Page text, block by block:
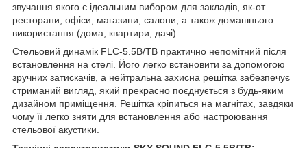
звучання якого є ідеальним вибором для закладів, як-от
ресторани, офіси, магазини, салони, а також домашнього
використання (дома, квартири, дачі).
Стельовий динамік FLC-5.5B/TB практично непомітний після
встановлення на стелі. Його легко встановити за допомогою
зручних затискачів, а нейтральна захисна решітка забезпечує
стриманий вигляд, який прекрасно поєднується з будь-яким
дизайном приміщення. Решітка кріпиться на магнітах, завдяки
чому її легко зняти для встановлення або настроювання
стельової акустики.